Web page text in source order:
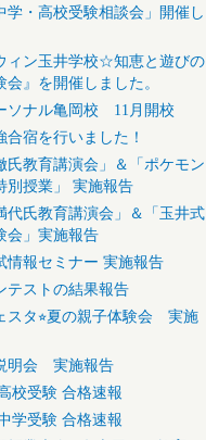
学・高校受験相談会」開催し
ィン玉井学校☆知恵と遊びの
会』を開催しました。
ソナル亀岡校 11月開校
合宿を行いました！
氏教育講演会」＆「ポケモン
別授業」 実施報告
代氏教育講演会」＆「玉井式
会」実施報告
情報セミナー 実施報告
テストの結果報告
スタ⭐︎夏の親子体験会 実施
明会 実施報告
校受験 合格速報
学受験 合格速報